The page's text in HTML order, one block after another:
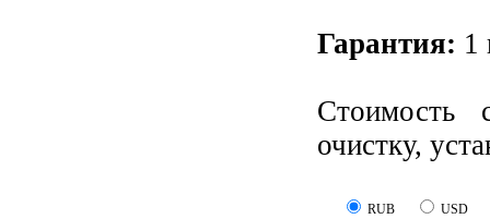
Гарантия: 1
Стоимость
очистку,
RUB USD